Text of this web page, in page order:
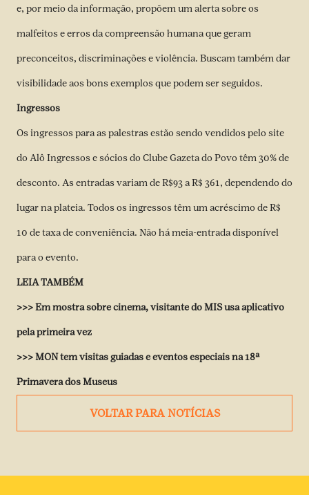
e, por meio da informação, propõem um alerta sobre os
malfeitos e erros da compreensão humana que geram
preconceitos, discriminações e violência. Buscam também dar
visibilidade aos bons exemplos que podem ser seguidos.
Ingressos
Os ingressos para as palestras estão sendo vendidos pelo site
do Alô Ingressos e sócios do Clube Gazeta do Povo têm 30% de
desconto. As entradas variam de R$93 a R$ 361, dependendo do
lugar na plateia. Todos os ingressos têm um acréscimo de R$
10 de taxa de conveniência. Não há meia-entrada disponível
para o evento.
LEIA TAMBÉM
>>>Em mostra sobre cinema, visitante do MIS usa aplicativo
pela primeira vez
>>>MON tem visitas guiadas e eventos especiais na 18ª
Primavera dos Museus
VOLTAR PARA NOTÍCIAS